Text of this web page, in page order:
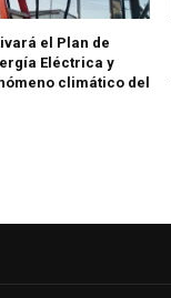
el Plan de
Eléctrica y
climático del